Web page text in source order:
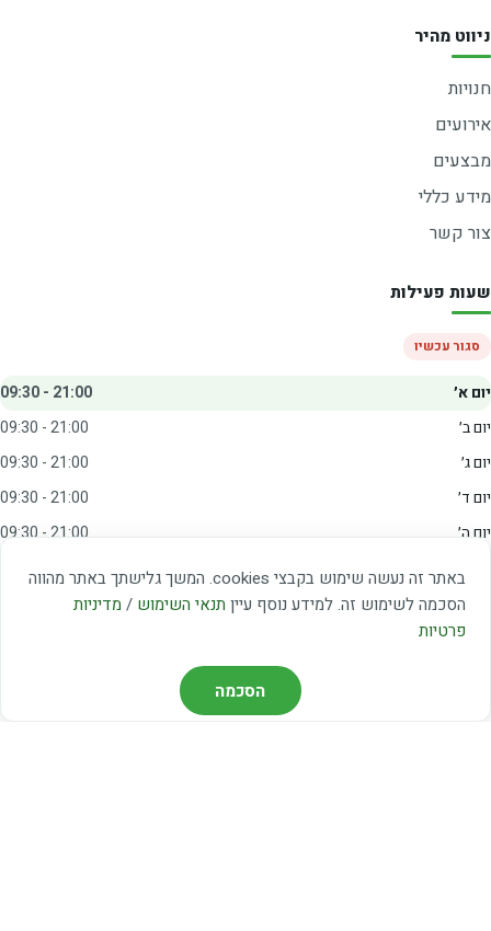
באתר זה נעשה שימוש בקבצי cookies. המשך גלישתך באתר מהווה
הסכמה לשימוש זה. למידע נוסף עיין תנאי השימוש / מדיניות
פרטיות
הסכמה
ניווט מהיר
חנויות
אירועים
מבצעים
מידע כללי
צור קשר
שעות פעילות
סגור עכשיו
יום א׳
09:30 - 21:00
יום ב׳
09:30 - 21:00
יום ג׳
09:30 - 21:00
יום ד׳
09:30 - 21:00
יום ה׳
09:30 - 21:00
09:00 - 15:00
שבת
20:00 - 23:00